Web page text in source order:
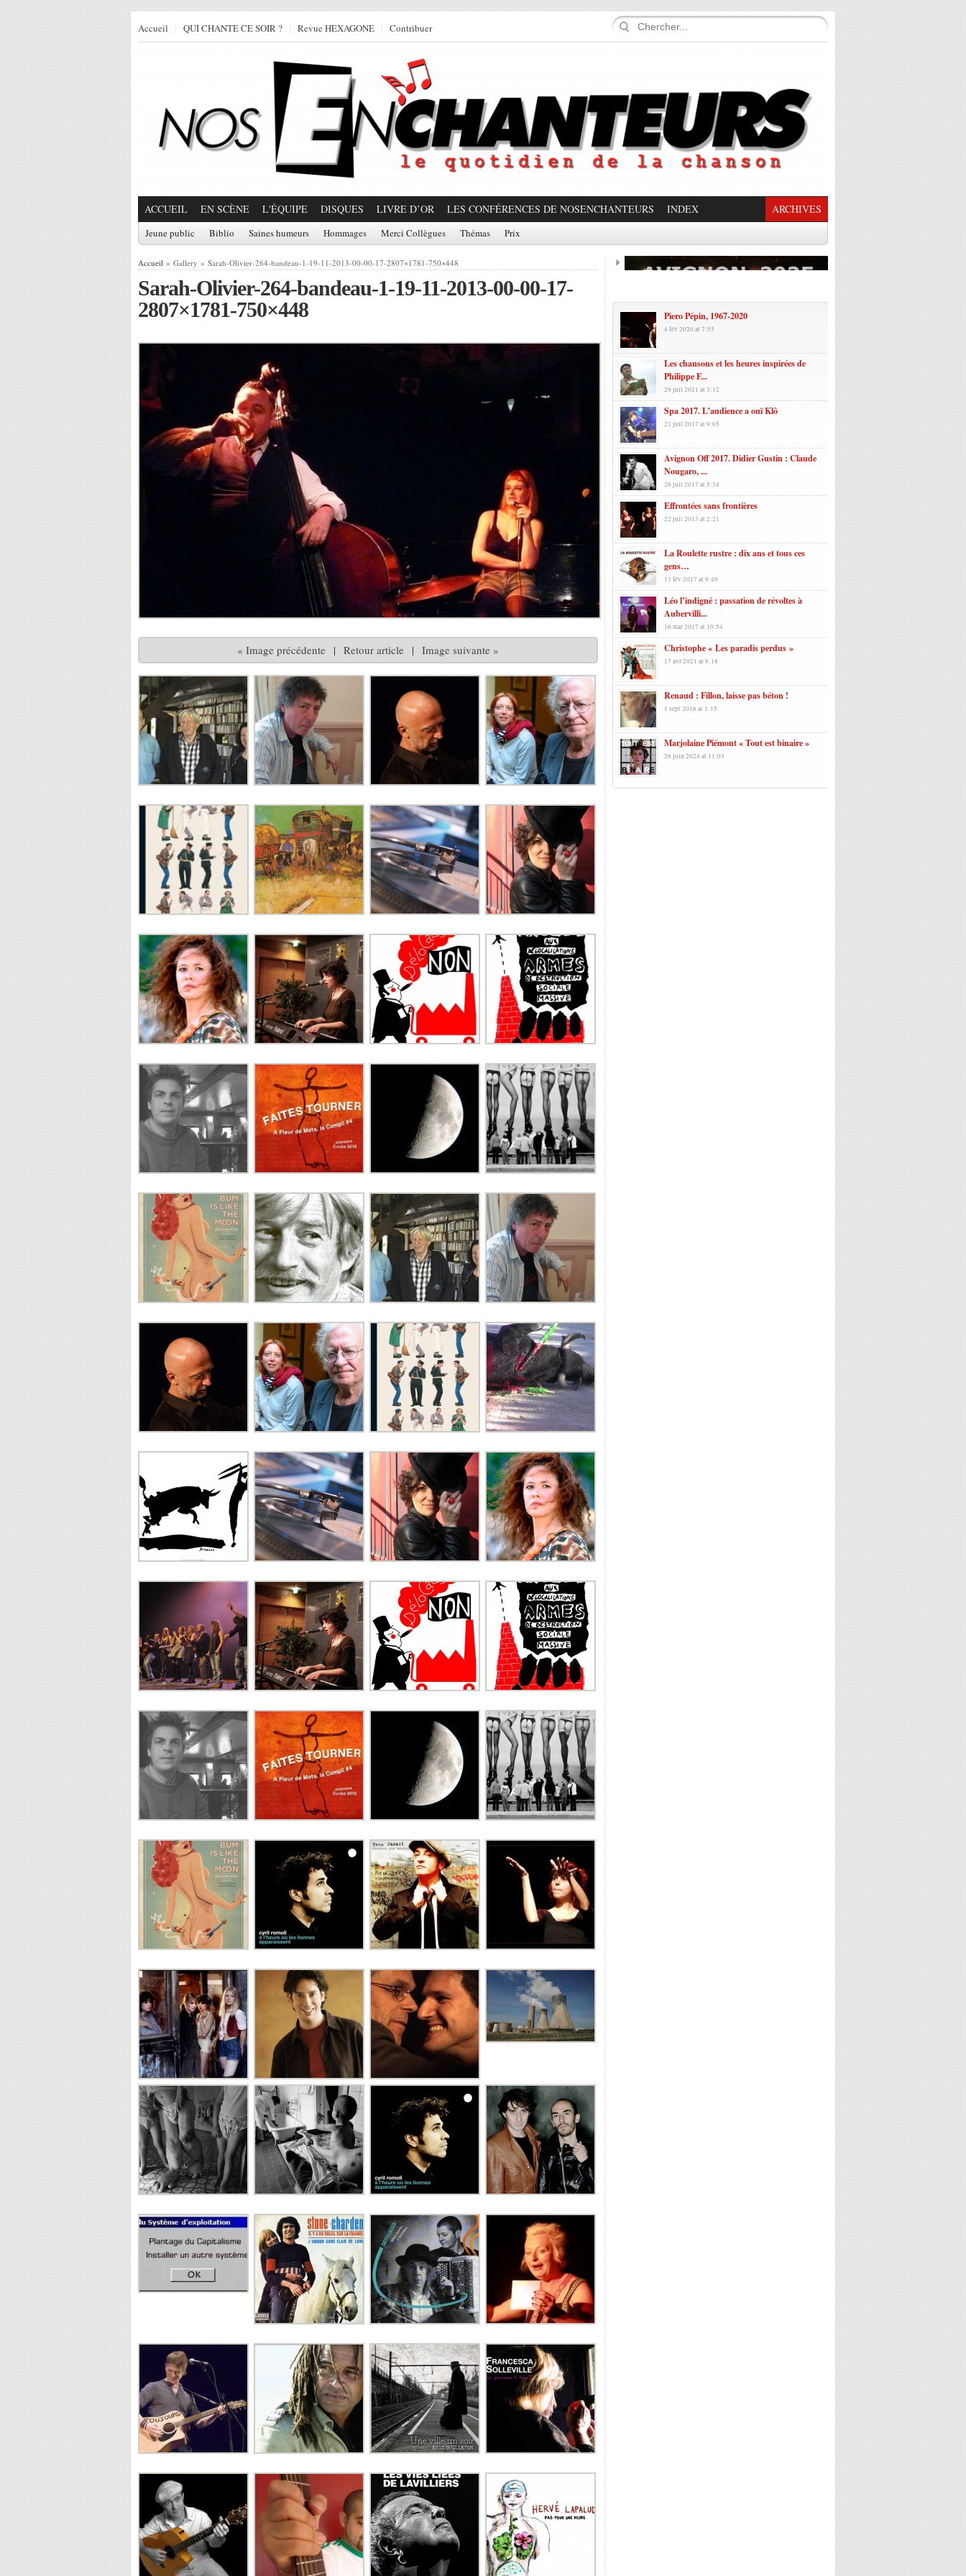
Accueil QUI CHANTE CE SOIR ? Revue HEXAGONE Contribuer
ACCUEIL EN SCÈNE L'ÉQUIPE DISQUES LIVRE D’OR LES CONFÉRENCES DE NOSENCHANTEURS INDEX ARCHIVES
Jeune public Biblio Saines humeurs Hommages Merci Collègues Thémas Prix
Accueil » Gallery » Sarah-Olivier-264-bandeau-1-19-11-2013-00-00-17-2807×1781-750×448
Sarah-Olivier-264-bandeau-1-19-11-2013-00-00-17-
2807×1781-750×448
« Image précédente | Retour article | Image suivante »
Piero Pépin, 1967-2020
4 fév 2020 at 7:55
Les chansons et les heures inspirées de
Philippe F...
29 juil 2021 at 3:12
Spa 2017. L’audience a ouï Klô
21 juil 2017 at 9:05
Avignon Off 2017. Didier Gustin : Claude
Nougaro, ...
26 juil 2017 at 5:34
Effrontées sans frontières
22 juil 2013 at 2:21
La Roulette rustre : dix ans et tous ces
gens…
13 fév 2017 at 9:49
Léo l’indigné : passation de révoltes à
Aubervilli...
16 mar 2017 at 10:54
Christophe « Les paradis perdus »
17 avr 2021 at 8:18
Renaud : Fillon, laisse pas béton !
1 sept 2016 at 1:15
Marjolaine Piémont « Tout est binaire »
26 juin 2024 at 11:03